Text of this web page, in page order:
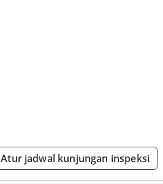
Atur jadwal kunjungan inspeksi